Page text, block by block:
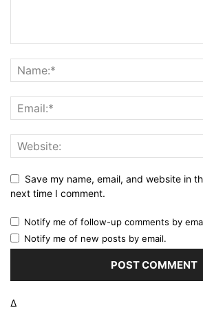
Save my name, email, and website in
next time I comment.
Notify me of follow-up comments by
Notify me of new posts by email.
Δ